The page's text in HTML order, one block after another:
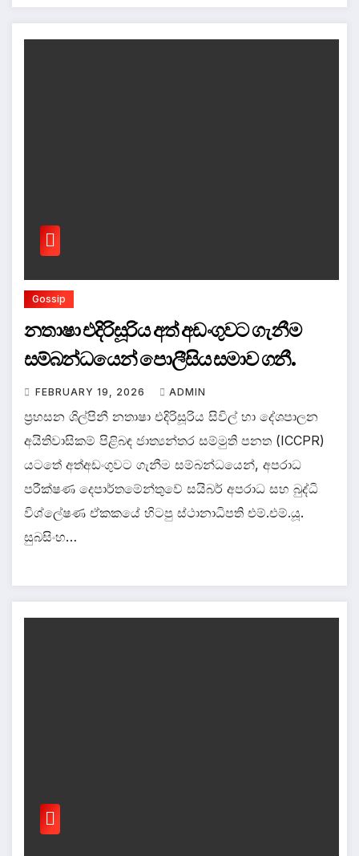
Gossip
නතාෂා එදිරිසූරිය අත් අඩංගුවට ගැනීම
සම්බන්ධයෙන් පොලීසිය සමාව ගනී.
FEBRUARY 19, 2026 ADMIN
ප්‍රහසන ශිල්පිනී නතාෂා එදිරිසූරිය සිවිල් හා දේශපාලන
අයිතිවාසිකම් පිළිබඳ ජාත්‍යන්තර සම්මුති පනත (ICCPR)
යටතේ අත්අඩංගුවට ගැනීම සම්බන්ධයෙන්, අපරාධ
පරීක්ෂණ දෙපාර්තමේන්තුවේ සයිබර් අපරාධ සහ බුද්ධි
විශ්ලේෂණ ඒකකයේ හිටපු ස්ථානාධිපති එම්.එම්.යූ.
සුබසිංහ…